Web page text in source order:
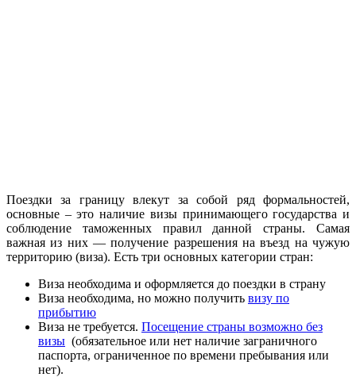
Поездки за границу влекут за собой ряд формальностей,
основные – это наличие визы принимающего государства и
соблюдение таможенных правил данной страны. Самая
важная из них — получение разрешения на въезд на чужую
территорию (виза). Есть три основных категории стран:
Виза необходима и оформляется до поездки в страну
Виза необходима, но можно получить визу по
прибытию
Виза не требуется. Посещение страны возможно без
визы (обязательное или нет наличие заграничного
паспорта, ограниченное по времени пребывания или
нет).